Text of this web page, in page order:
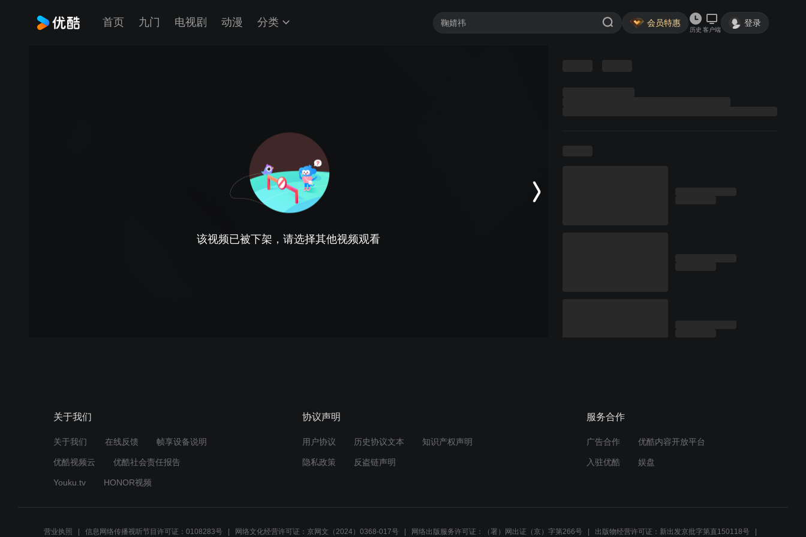
首页 九门 电视剧 动漫 分类 会员特惠
历史 客户端
登录
该视频已被下架，请选择其他视频观看
关于我们
关于我们 在线反馈 帧享设备说明
优酷视频云 优酷社会责任报告
Youku.tv HONOR视频
协议声明
用户协议 历史协议文本 知识产权声明
隐私政策 反盗链声明
服务合作
广告合作 优酷内容开放平台
入驻优酷 娱盘
营业执照 信息网络传播视听节目许可证：0108283号 网络文化经营许可证：京网文（2024）0368-017号 网络出版服务许可证：（署）网出证（京）字第266号 出版物经营许可证：新出发京批字第直150118号